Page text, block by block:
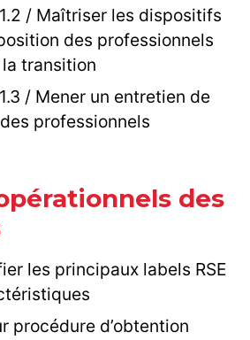
/ Maîtriser les dispositifs
des professionnels
transition
/ Mener un entretien de
professionnels
des
les principaux labels RSE
procédure d’obtention